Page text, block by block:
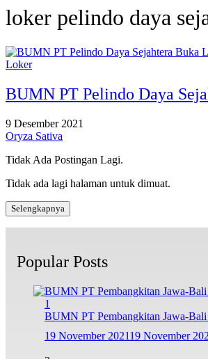
loker pelindo daya
Loker
BUMN PT Pelindo Daya
9 Desember 2021
Oryza Sativa
Tidak Ada Postingan Lagi.
Tidak ada lagi halaman untuk dimuat.
Selengkapnya
Popular Posts
1
BUMN PT Pembangkitan Jawa-
19 November 202119 November